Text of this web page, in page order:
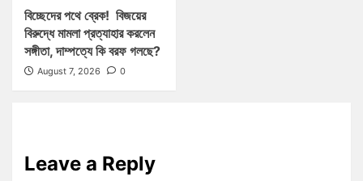
বিচ্ছেদের পথে ব্রেক! বিজয়ের
বিরুদ্ধে মামলা প্রত্যাহার করলেন
সঙ্গীতা, দাম্পত্যে কি বরফ গলছে?
August 7, 2026 0
Leave a Reply